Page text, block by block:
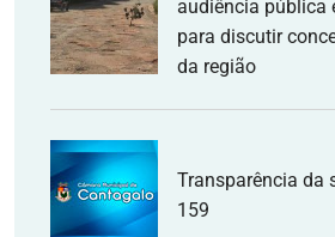
audiência pública
para discutir
da região
Transparência da
159